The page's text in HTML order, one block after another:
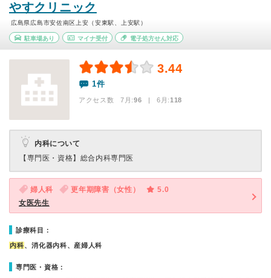
やすクリニック
広島県広島市安佐南区上安（安東駅、上安駅）
駐車場あり マイナ受付 電子処方せん対応
3.44
1件
アクセス数 7月:96 | 6月:118
内科について
【専門医・資格】 総合内科専門医
婦人科 更年期障害（女性）
5.0
女医先生
診療科目：
内科、消化器内科、産婦人科
専門医・資格：